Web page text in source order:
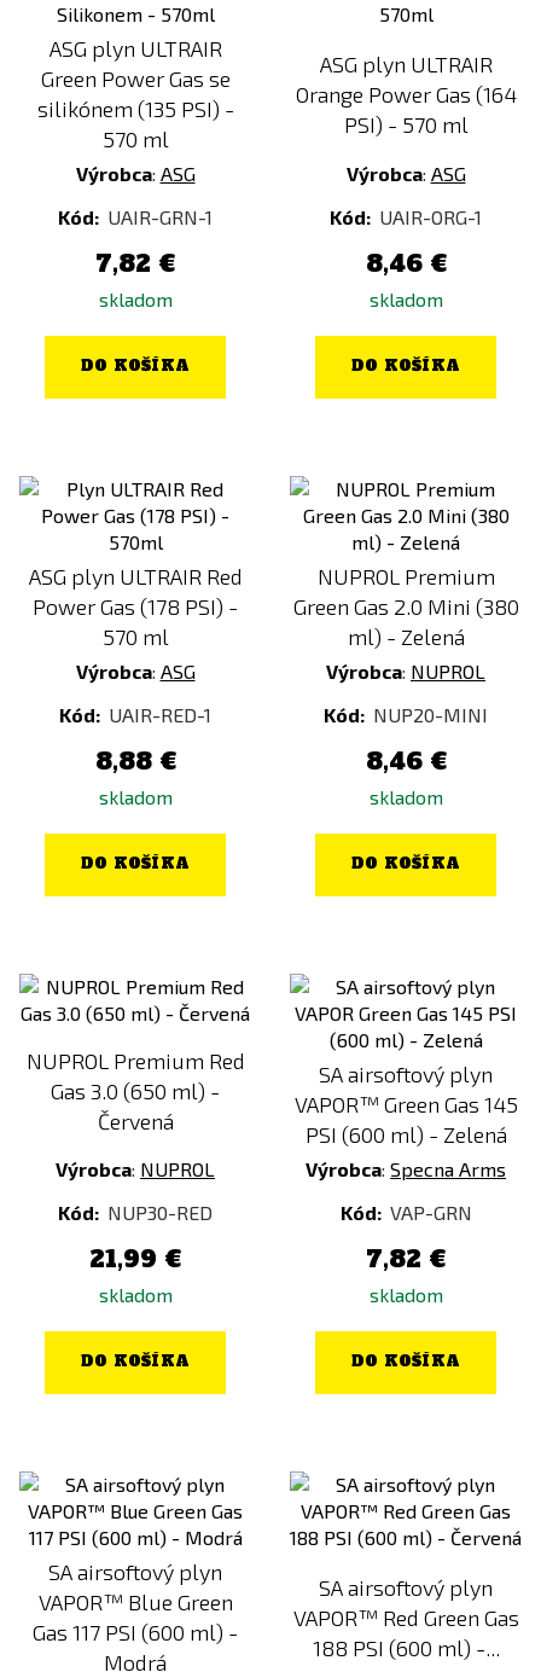
ASG plyn ULTRAIR
Green Power Gas se
silikónem (135 PSI) -
570 ml
Výrobca: ASG
Kód: UAIR-GRN-1
7,82 €
skladom
DO KOŠÍKA
ASG plyn ULTRAIR
Orange Power Gas (164
PSI) - 570 ml
Výrobca: ASG
Kód: UAIR-ORG-1
8,46 €
skladom
DO KOŠÍKA
ASG plyn ULTRAIR Red
Power Gas (178 PSI) -
570 ml
Výrobca: ASG
Kód: UAIR-RED-1
8,88 €
skladom
DO KOŠÍKA
NUPROL Premium
Green Gas 2.0 Mini (380
ml) - Zelená
Výrobca: NUPROL
Kód: NUP20-MINI
8,46 €
skladom
DO KOŠÍKA
NUPROL Premium Red
Gas 3.0 (650 ml) -
Červená
Výrobca: NUPROL
Kód: NUP30-RED
21,99 €
skladom
DO KOŠÍKA
SA airsoftový plyn
VAPOR™ Green Gas 145
PSI (600 ml) - Zelená
Výrobca: Specna Arms
Kód: VAP-GRN
7,82 €
skladom
DO KOŠÍKA
SA airsoftový plyn
VAPOR™ Blue Green
Gas 117 PSI (600 ml) -
Modrá
SA airsoftový plyn
VAPOR™ Red Green Gas
188 PSI (600 ml) -...